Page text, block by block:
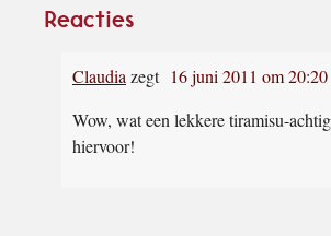
Interacties
Reacties
Claudia zegt 16 juni 2011 om 20:20
Wow, wat een lekkere tiramisu-
hiervoor!